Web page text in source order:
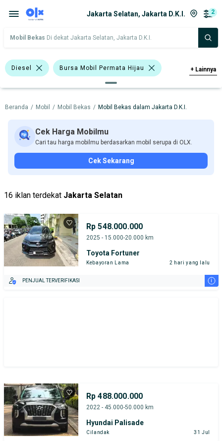
Jakarta Selatan, Jakarta D.K.I. 2
Mobil Bekas Di dekat Jakarta Selatan, Jakarta D.K.I.
Diesel Bursa Mobil Permata Hijau
Harga Merek Dan Model Tahun
Tipe Bodi Tipe Membership
+ Lainnya
Beranda / Mobil / Mobil Bekas / Mobil Bekas dalam Jakarta D.K.I.
Cek Harga Mobilmu
Cari tau harga mobilmu berdasarkan mobil serupa di OLX.
Cek Sekarang
16 iklan terdekat Jakarta Selatan
Rp 548.000.000
2025 - 15.000-20.000 km
Toyota Fortuner
Kebayoran Lama 2 hari yang lalu
PENJUAL TERVERIFIKASI i
Rp 488.000.000
2022 - 45.000-50.000 km
Hyundai Palisade
Cilandak 31 Jul